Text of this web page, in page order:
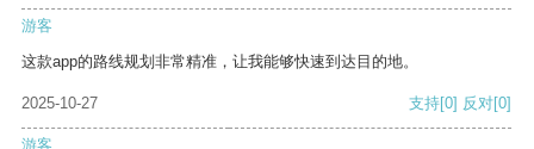
游客
这款app的路线规划非常精准，让我能够快速到达目的地。
2025-10-27 支持[0] 反对[0]
游客